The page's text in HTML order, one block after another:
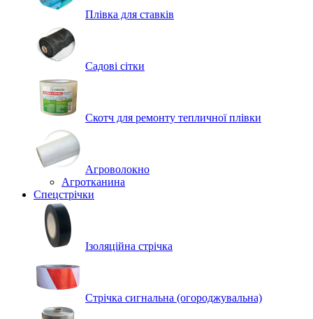
Плівка для ставків
Садові сітки
Скотч для ремонту тепличної плівки
Агроволокно
Агротканина
Спецстрічки
Ізоляційна стрічка
Стрічка сигнальна (огороджувальна)